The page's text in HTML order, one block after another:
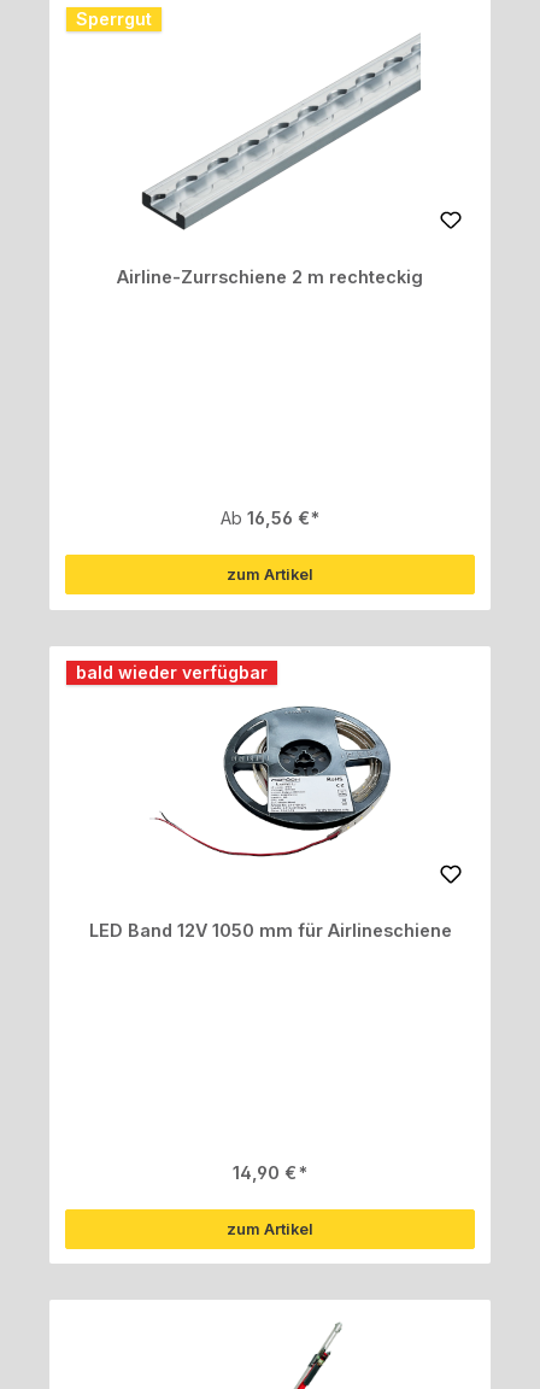
Sperrgut
Airline-Zurrschiene 2 m rechteckig
Regulärer Preis:
Ab 16,56 €
zum Artikel
bald wieder verfügbar
LED Band 12V 1050 mm für Airlineschiene
Regulärer Preis:
14,90 €
zum Artikel